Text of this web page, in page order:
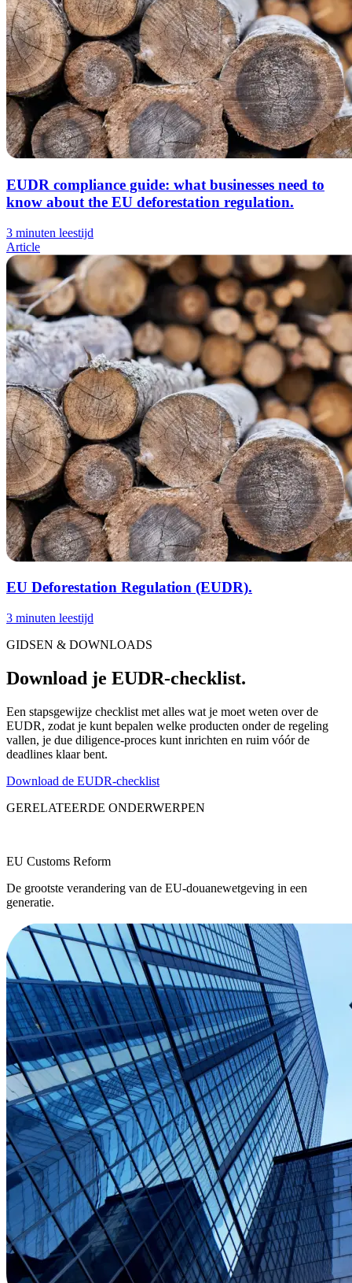
EUDR compliance guide: what businesses need to
know about the EU deforestation regulation.
3 minuten leestijd
Article
EU Deforestation Regulation (EUDR).
3 minuten leestijd
GIDSEN & DOWNLOADS
Download je EUDR-checklist.
Een stapsgewijze checklist met alles wat je moet weten over de
EUDR, zodat je kunt bepalen welke producten onder de regeling
vallen, je due diligence-proces kunt inrichten en ruim vóór de
deadlines klaar bent.
Download de EUDR-checklist
GERELATEERDE ONDERWERPEN
EU Customs Reform
De grootste verandering van de EU-douanewetgeving in een
generatie.